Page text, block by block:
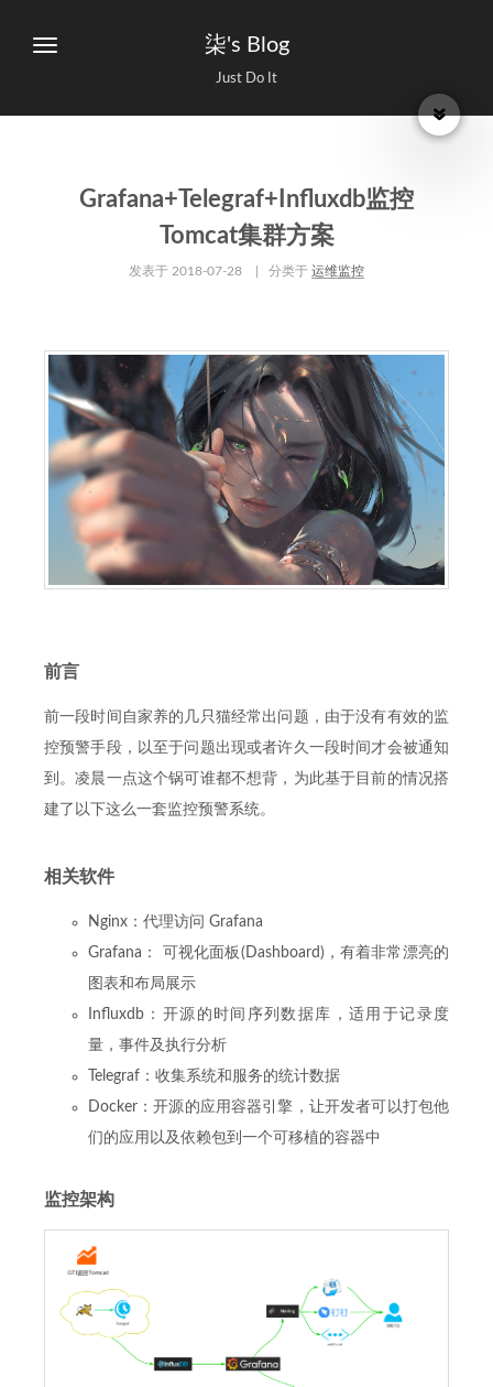
柒's Blog
Just Do It
Grafana+Telegraf+Influxdb监控
Tomcat集群方案
发表于 2018-07-28 | 分类于 运维监控
前言
前一段时间自家养的几只猫经常出问题，由于没有有效的监
控预警手段，以至于问题出现或者许久一段时间才会被通知
到。凌晨一点这个锅可谁都不想背，为此基于目前的情况搭
建了以下这么一套监控预警系统。
相关软件
Nginx：代理访问 Grafana
Grafana： 可视化面板(Dashboard)，有着非常漂亮的
图表和布局展示
Influxdb：开源的时间序列数据库，适用于记录度
量，事件及执行分析
Telegraf：收集系统和服务的统计数据
Docker：开源的应用容器引擎，让开发者可以打包他
们的应用以及依赖包到一个可移植的容器中
监控架构